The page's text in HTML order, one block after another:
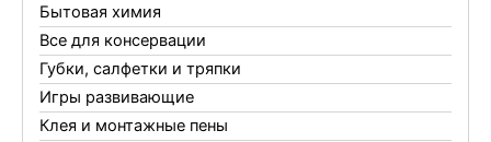
Бытовая химия
Все для консервации
Губки, салфетки и тряпки
Игры развивающие
Клея и монтажные пены